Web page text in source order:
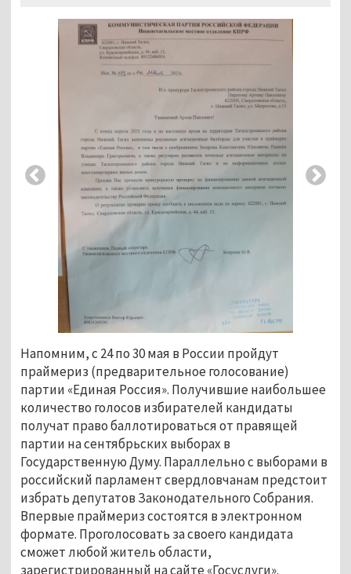
Напомним, с 24 по 30 мая в России пройдут
праймериз (предварительное голосование)
партии «Единая Россия». Получившие наибольшее
количество голосов избирателей кандидаты
получат право баллотироваться от правящей
партии на сентябрьских выборах в
Государственную Думу. Параллельно с выборами в
российский парламент свердловчанам предстоит
избрать депутатов Законодательного Собрания.
Впервые праймериз состоятся в электронном
формате. Проголосовать за своего кандидата
сможет любой житель области,
зарегистрированный на сайте «Госуслуги».